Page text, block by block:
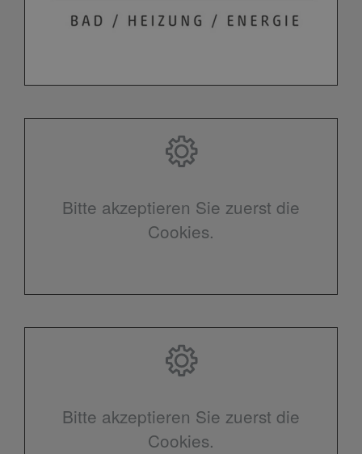
Bitte akzeptieren Sie zuerst die
Cookies.
Bitte akzeptieren Sie zuerst die
Cookies.